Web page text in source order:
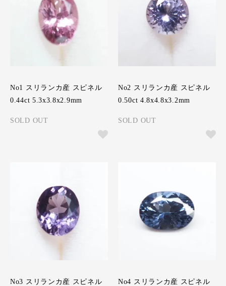
No1 スリランカ産 スピネル
0.44ct 5.3x3.8x2.9mm
SOLD OUT
No2 スリランカ産 スピネル
0.50ct 4.8x4.8x3.2mm
SOLD OUT
No3 スリランカ産 スピネル
No4 スリランカ産 スピネル